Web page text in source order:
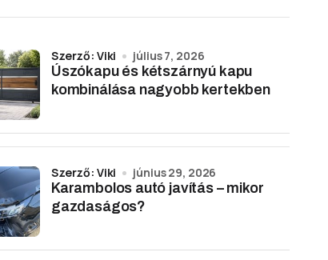
Úszókapu és kétszárnyú kapu
kombinálása nagyobb kertekben
Szerző: Viki július 7, 2026
Karambolos autó javítás – mikor
gazdaságos?
Szerző: Viki június 29, 2026